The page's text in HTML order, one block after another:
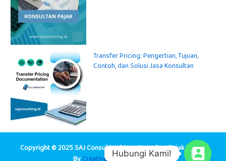
Transfer Pricing: Pengertian, Tujuan,
Contoh, dan Solusi Jasa Konsultan
Copyright © 2025 SAJ Consulting | Jasa Konsultan Pajak Design
Hubungi Kami!